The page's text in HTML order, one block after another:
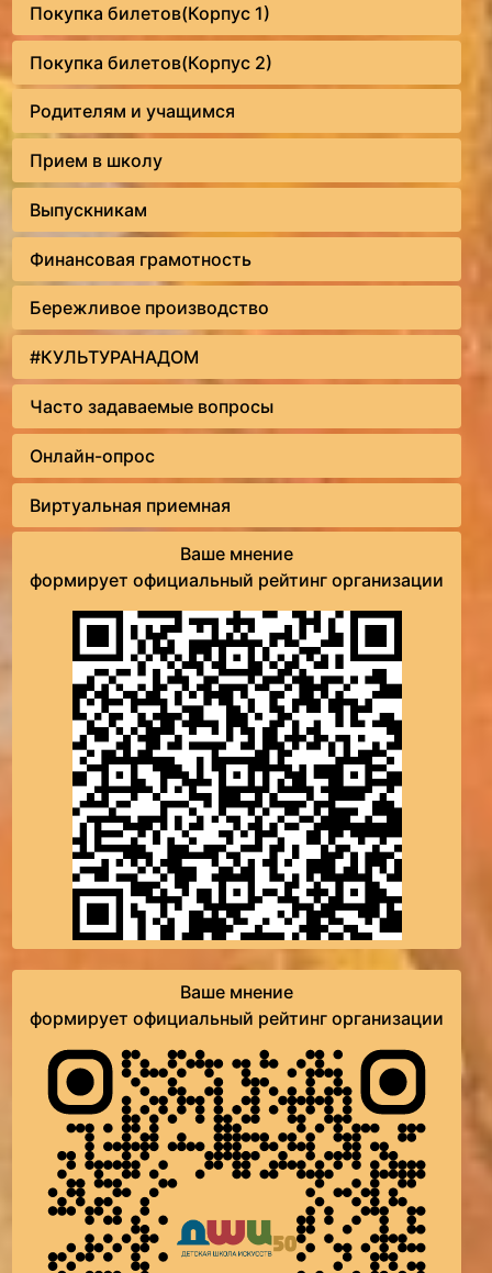
Покупка билетов(Корпус 1)
Покупка билетов(Корпус 2)
Родителям и учащимся
Прием в школу
Выпускникам
Финансовая грамотность
Бережливое производство
#КУЛЬТУРАНАДОМ
Часто задаваемые вопросы
Онлайн-опрос
Виртуальная приемная
Ваше мнение
формирует официальный рейтинг организации
Ваше мнение
формирует официальный рейтинг организации